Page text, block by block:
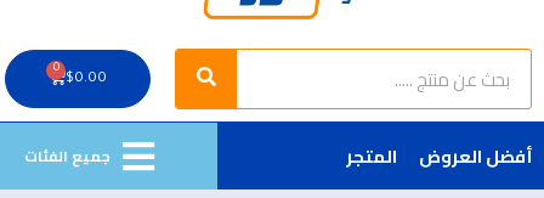
Search
Search
$0.00
0
Cart
أفضل العروض المتجر جميع الفئات